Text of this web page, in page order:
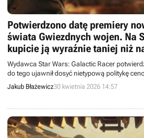
Potwierdzono datę premiery
świata Gwiezdnych wojen. Na
kupicie ją wyraźnie taniej niż
Wydawca Star Wars: Galactic Racer
do tego ujawnił dosyć nietypową politykę
Jakub Błażewicz30 kwietnia 2026 14:57